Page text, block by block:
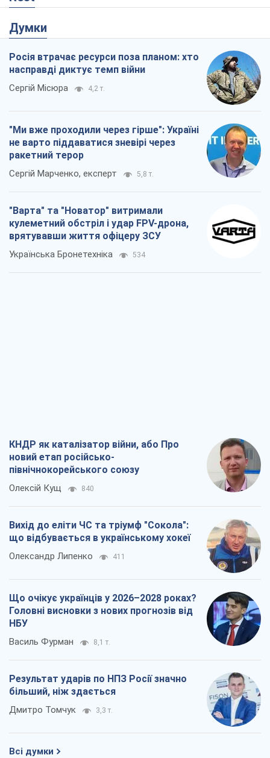
Думки
Росія втрачає ресурси поза планом: хто
насправді диктує темп війни
Сергій Місюра 4,2 т.
"Ми вже проходили через гірше": Україні
не варто піддаватися зневірі через
ракетний терор
Сергій Марченко, експерт 5,8 т.
"Варта" та "Новатор" витримали
кулеметний обстріл і удар FPV-дрона,
врятувавши життя офіцеру ЗСУ
Українська Бронетехніка 534
КНДР як каталізатор війни, або Про
новий етап російсько-
північнокорейського союзу
Олексій Кущ 840
Вихід до еліти ЧС та тріумф "Сокола":
що відбувається в українському хокеї
Олександр Липенко 411
Що очікує українців у 2026–2028 роках?
Головні висновки з нових прогнозів від
НБУ
Василь Фурман 8,1 т.
Результат ударів по НПЗ Росії значно
більший, ніж здається
Дмитро Томчук 3,3 т.
Всі думки